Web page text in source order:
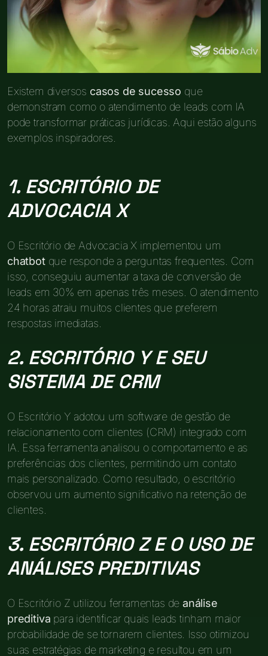
Existem diversos casos de sucesso que
demonstram como o atendimento de leads com IA
pode transformar práticas jurídicas. Aqui estão alguns
exemplos inspiradores.
1. ESCRITÓRIO DE
ADVOCACIA X
O Escritório de Advocacia X implementou um
chatbotque responde a perguntas frequentes. Com
isso, conseguiu aumentar a taxa de conversão de
leads em 30% em apenas três meses. O atendimento
24 horas atraiu muitos clientes que preferem
respostas imediatas.
2. ESCRITÓRIO Y E SEU
SISTEMA DE CRM
O Escritório Y adotou um software de gestão de
relacionamento com clientes (CRM) integrado com
IA. Essa ferramenta analisou o comportamento e as
preferências dos clientes, permitindo um contato
mais personalizado. Como resultado, o escritório
observou um aumento significativo na retenção de
clientes.
3. ESCRITÓRIO Z E O USO DE
ANÁLISES PREDITIVAS
O Escritório Z utilizou ferramentas de análise
preditiva para identificar quais leads tinham maior
probabilidade de se tornarem clientes. Isso otimizou
suas estratégias de marketing e resultou em um